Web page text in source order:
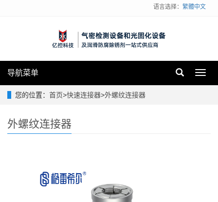
语言选择： 繁體中文
导航菜单
您的位置： 首页>快速连接器>外螺纹连接器
外螺纹连接器